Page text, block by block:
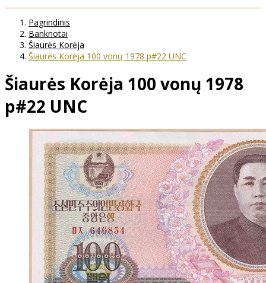
Pagrindinis
Banknotai
Šiaurės Korėja
Šiaurės Korėja 100 vonų 1978 p#22 UNC
Šiaurės Korėja 100 vonų 1978
p#22 UNC